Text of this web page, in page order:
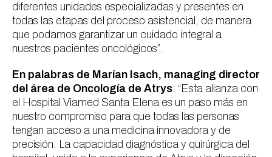
diferentes unidades especializadas y presentes en
todas las etapas del proceso asistencial, de manera
que podamos garantizar un cuidado integral a
nuestros pacientes oncológicos”.
En palabras de Marían Isach, managing director
del área de Oncología de Atrys: “Esta alianza con
el Hospital Viamed Santa Elena es un paso más en
nuestro compromiso para que todas las personas
tengan acceso a una medicina innovadora y de
precisión. La capacidad diagnóstica y quirúrgica del